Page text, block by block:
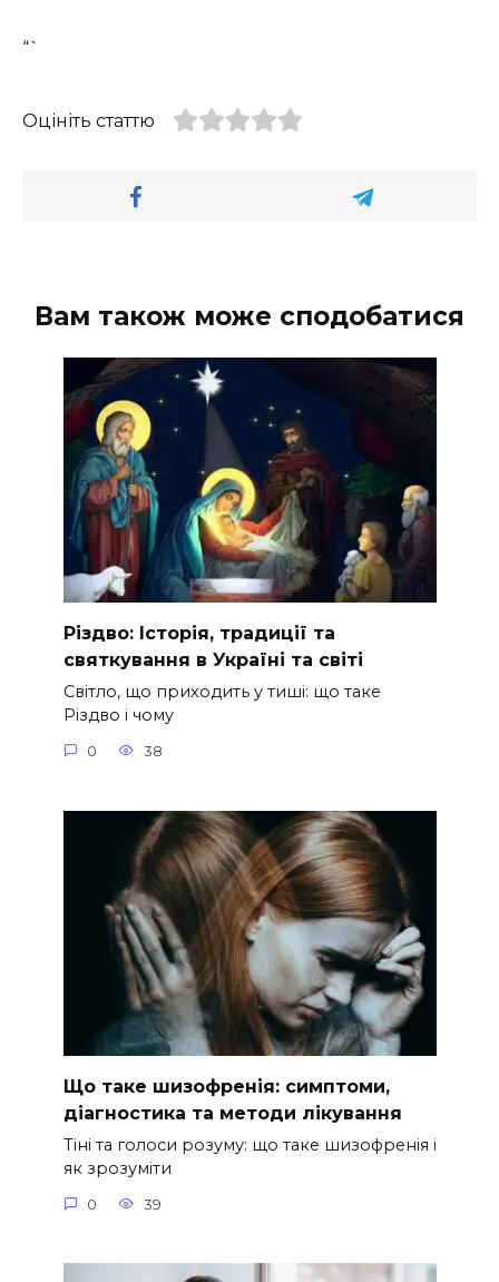
“`
Оцініть статтю
Вам також може сподобатися
Різдво: Історія, традиції та
святкування в Україні та світі
Світло, що приходить у тиші: що таке
Різдво і чому
0 38
Що таке шизофренія: симптоми,
діагностика та методи лікування
Тіні та голоси розуму: що таке шизофренія і
як зрозуміти
0 39